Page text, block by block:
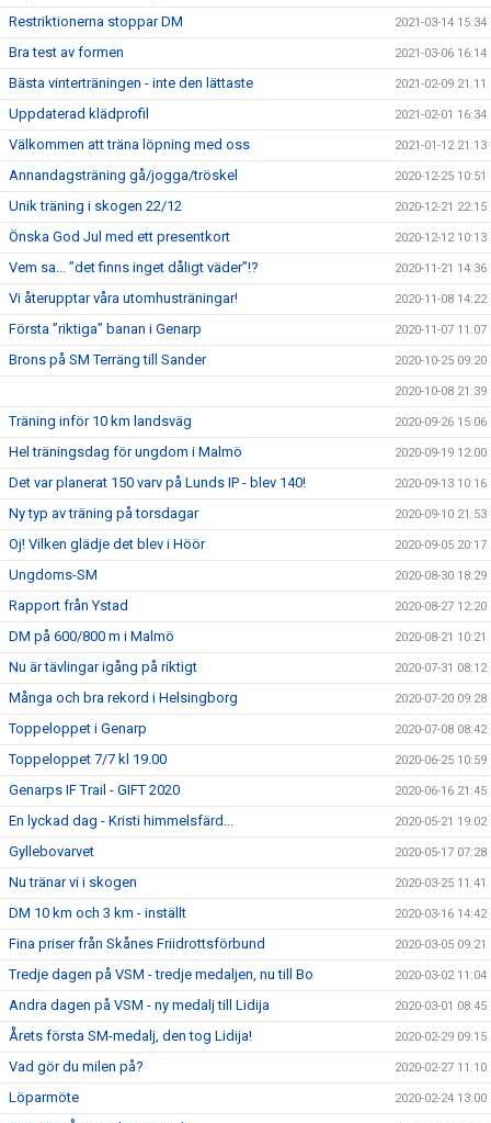
Restriktionerna stoppar DM 2021-03-14 15:34
Bra test av formen 2021-03-06 16:14
Bästa vinterträningen - inte den lättaste 2021-02-09 21:11
Uppdaterad klädprofil 2021-02-01 16:34
Välkommen att träna löpning med oss 2021-01-12 21:13
Annandagsträning gå/jogga/tröskel 2020-12-25 10:51
Unik träning i skogen 22/12 2020-12-21 22:15
Önska God Jul med ett presentkort 2020-12-12 10:13
Vem sa... ”det finns inget dåligt väder”!? 2020-11-21 14:36
Vi återupptar våra utomhusträningar! 2020-11-08 14:22
Första ”riktiga” banan i Genarp 2020-11-07 11:07
Brons på SM Terräng till Sander 2020-10-25 09:20
2020-10-08 21:39
Träning inför 10 km landsväg 2020-09-26 15:06
Hel träningsdag för ungdom i Malmö 2020-09-19 12:00
Det var planerat 150 varv på Lunds IP - blev 140! 2020-09-13 10:16
Ny typ av träning på torsdagar 2020-09-10 21:53
Oj! Vilken glädje det blev i Höör 2020-09-05 20:17
Ungdoms-SM 2020-08-30 18:29
Rapport från Ystad 2020-08-27 12:20
DM på 600/800 m i Malmö 2020-08-21 10:21
Nu är tävlingar igång på riktigt 2020-07-31 08:12
Många och bra rekord i Helsingborg 2020-07-20 09:28
Toppeloppet i Genarp 2020-07-08 08:42
Toppeloppet 7/7 kl 19.00 2020-06-25 10:59
Genarps IF Trail - GIFT 2020 2020-06-16 21:45
En lyckad dag - Kristi himmelsfärd... 2020-05-21 19:02
Gyllebovarvet 2020-05-17 07:28
Nu tränar vi i skogen 2020-03-25 11:41
DM 10 km och 3 km - inställt 2020-03-16 14:42
Fina priser från Skånes Friidrottsförbund 2020-03-05 09:21
Tredje dagen på VSM - tredje medaljen, nu till Bo 2020-03-02 11:04
Andra dagen på VSM - ny medalj till Lidija 2020-03-01 08:45
Årets första SM-medalj, den tog Lidija! 2020-02-29 09:15
Vad gör du milen på? 2020-02-27 11:10
Löparmöte 2020-02-24 13:00